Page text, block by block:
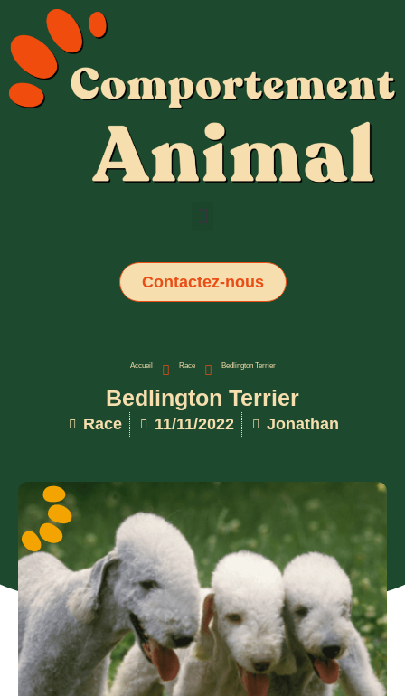
Contactez-nous
Accueil Race Bedlington Terrier
Bedlington Terrier
Race 11/11/2022 Jonathan